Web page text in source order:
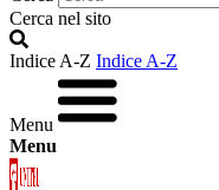
Cerca nel sito
Indice A-Z Indice A-Z
Menu
Menu